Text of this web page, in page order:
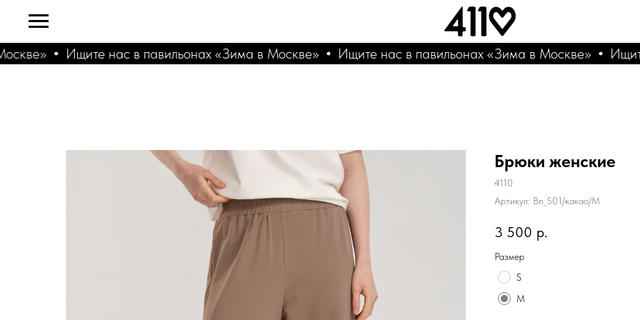
Ищите нас в павильонах «Зима в Москве» Ищите нас в павильонах «Зима в Москве» Ищите
Брюки женские
4110
Артикул: Bn_501/какао/M
3 500 р.
Размер
S
M